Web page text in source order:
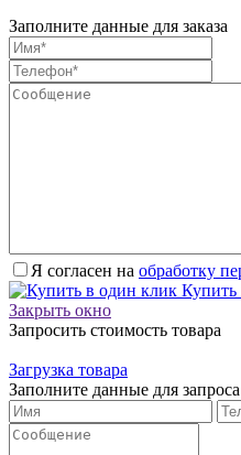
Заполните данные для заказа
Я согласен на обработку
Купить
Закрыть окно
Запросить стоимость товара
Загрузка товара
Заполните данные для